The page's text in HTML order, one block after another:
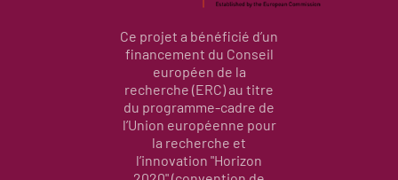
Ce projet a bénéficié d’un
financement du Conseil
européen de la
recherche (ERC) au titre
du programme-cadre de
l’Union européenne pour
la recherche et
l’innovation "Horizon